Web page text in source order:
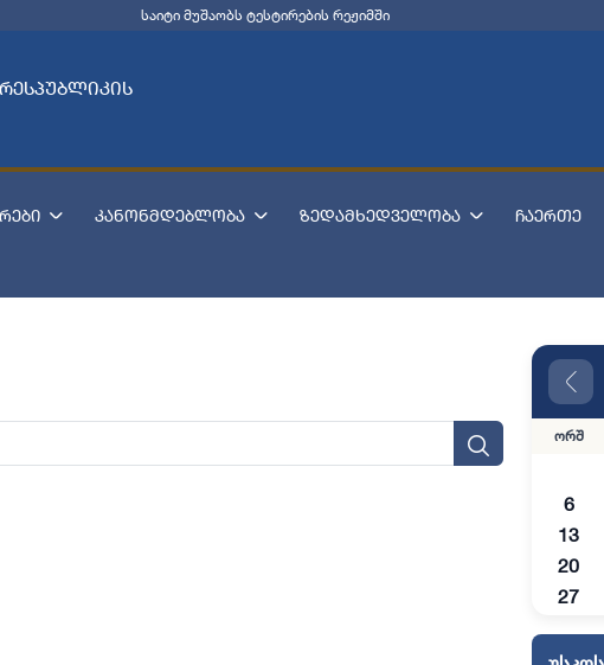
საიტი მუშაობს ტესტირების რეჟიმში
კანონმდებლობა ზედამხედველობა ჩაერთე
ორშ
6
13
20
27